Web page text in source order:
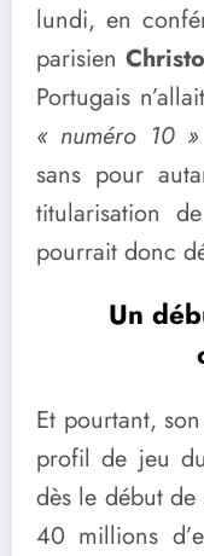
lundi, en
parisien
Portugais
« numéro 10 »
sans pour
titularisation
pourrait donc
Un
Et pourtant,
profil de jeu
dès le début de
40 millions